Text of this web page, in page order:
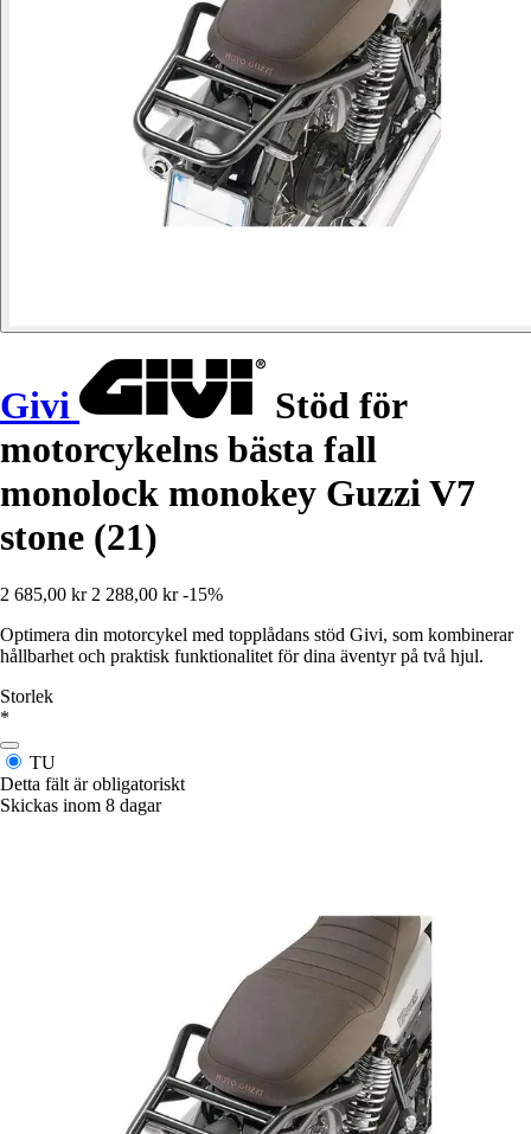
Givi
Stöd för
motorcykelns bästa fall
monolock monokey Guzzi V7
stone (21)
2 685,00 kr 2 288,00 kr -15%
Optimera din motorcykel med topplådans stöd Givi, som kombinerar
hållbarhet och praktisk funktionalitet för dina äventyr på två hjul.
Storlek
*
TU
Detta fält är obligatoriskt
Skickas inom 8 dagar